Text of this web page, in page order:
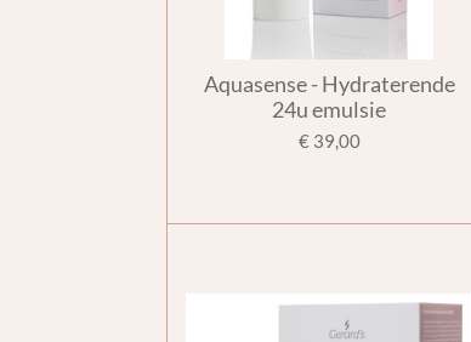
Aquasense - Hydraterende
24u emulsie
€ 39,00